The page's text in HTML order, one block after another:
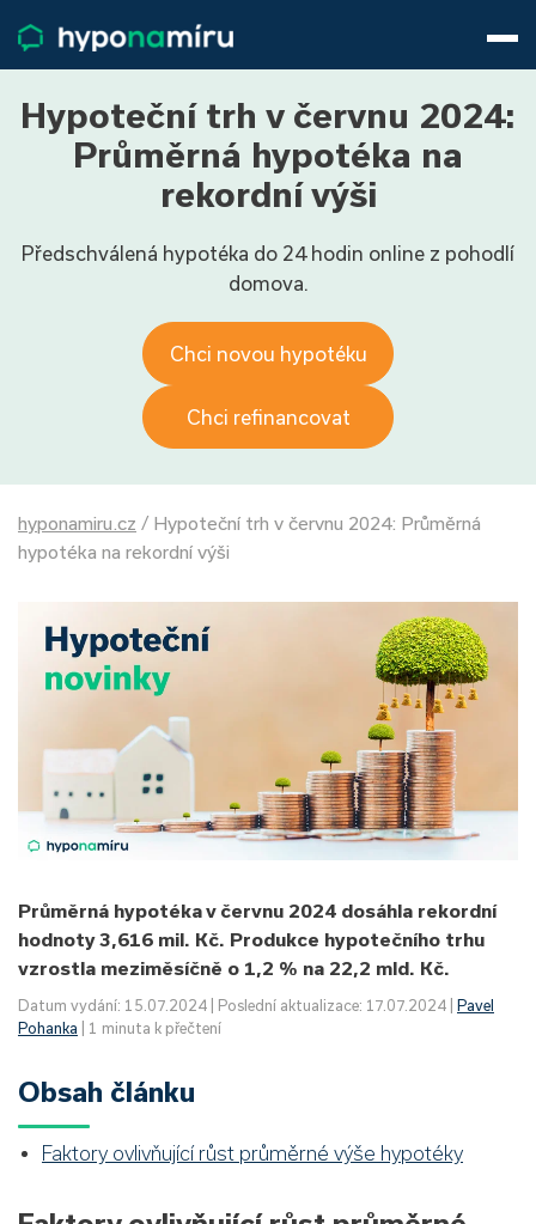
Životní pojištění
Pojištění nemovitosti
Články
Přihlásit
Hypoteční trh v červnu 2024:
Průměrná hypotéka na
rekordní výši
Předschválená hypotéka do 24 hodin online z pohodlí
domova.
Chci novou hypotéku
Chci refinancovat
hyponamiru.cz / Hypoteční trh v červnu 2024: Průměrná
hypotéka na rekordní výši
Průměrná hypotéka v červnu 2024 dosáhla rekordní
hodnoty 3,616 mil. Kč. Produkce hypotečního trhu
vzrostla meziměsíčně o 1,2 % na 22,2 mld. Kč.
Datum vydání: 15.07.2024 | Poslední aktualizace: 17.07.2024 |
Pavel
Pohanka | 1 minuta k přečtení
Obsah článku
Faktory ovlivňující růst průměrné výše hypotéky